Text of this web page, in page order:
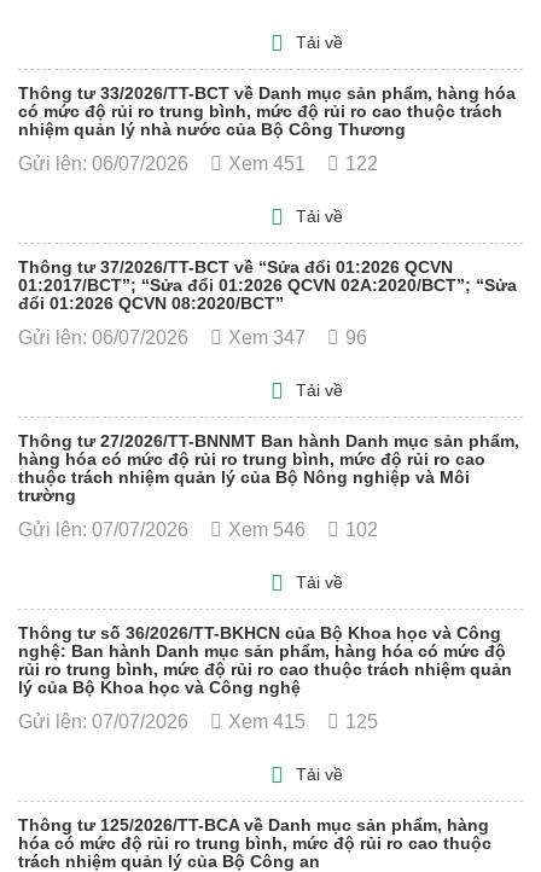
Tải về
Thông tư 33/2026/TT-BCT về Danh mục sản phẩm, hàng hóa
có mức độ rủi ro trung bình, mức độ rủi ro cao thuộc trách
nhiệm quản lý nhà nước của Bộ Công Thương
Gửi lên: 06/07/2026 Xem 451 122
Tải về
Thông tư 37/2026/TT-BCT về “Sửa đổi 01:2026 QCVN
01:2017/BCT”; “Sửa đổi 01:2026 QCVN 02A:2020/BCT”; “Sửa
đổi 01:2026 QCVN 08:2020/BCT”
Gửi lên: 06/07/2026 Xem 347 96
Tải về
Thông tư 27/2026/TT-BNNMT Ban hành Danh mục sản phẩm,
hàng hóa có mức độ rủi ro trung bình, mức độ rủi ro cao
thuộc trách nhiệm quản lý của Bộ Nông nghiệp và Môi
trường
Gửi lên: 07/07/2026 Xem 546 102
Tải về
Thông tư số 36/2026/TT-BKHCN của Bộ Khoa học và Công
nghệ: Ban hành Danh mục sản phẩm, hàng hóa có mức độ
rủi ro trung bình, mức độ rủi ro cao thuộc trách nhiệm quản
lý của Bộ Khoa học và Công nghệ
Gửi lên: 07/07/2026 Xem 415 125
Tải về
Thông tư 125/2026/TT-BCA về Danh mục sản phẩm, hàng
hóa có mức độ rủi ro trung bình, mức độ rủi ro cao thuộc
trách nhiệm quản lý của Bộ Công an